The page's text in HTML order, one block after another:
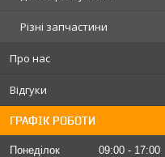
Різні запчастини
Про нас
Відгуки
ГРАФІК РОБОТИ
Понеділок 09:00
17:00